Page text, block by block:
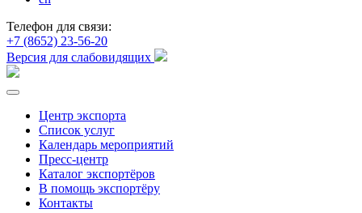
Телефон для связи:
+7 (8652) 23-56-20
Версия для слабовидящих
Центр экспорта
Список услуг
Календарь мероприятий
Пресс-центр
Каталог экспортёров
В помощь экспортёру
Контакты